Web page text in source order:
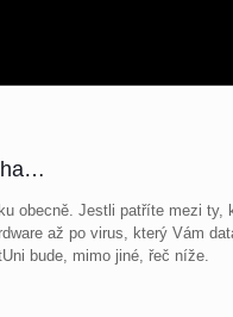
obecně. Jestli patříte mezi
až po virus, který Vám
bude, mimo jiné, řeč níže.